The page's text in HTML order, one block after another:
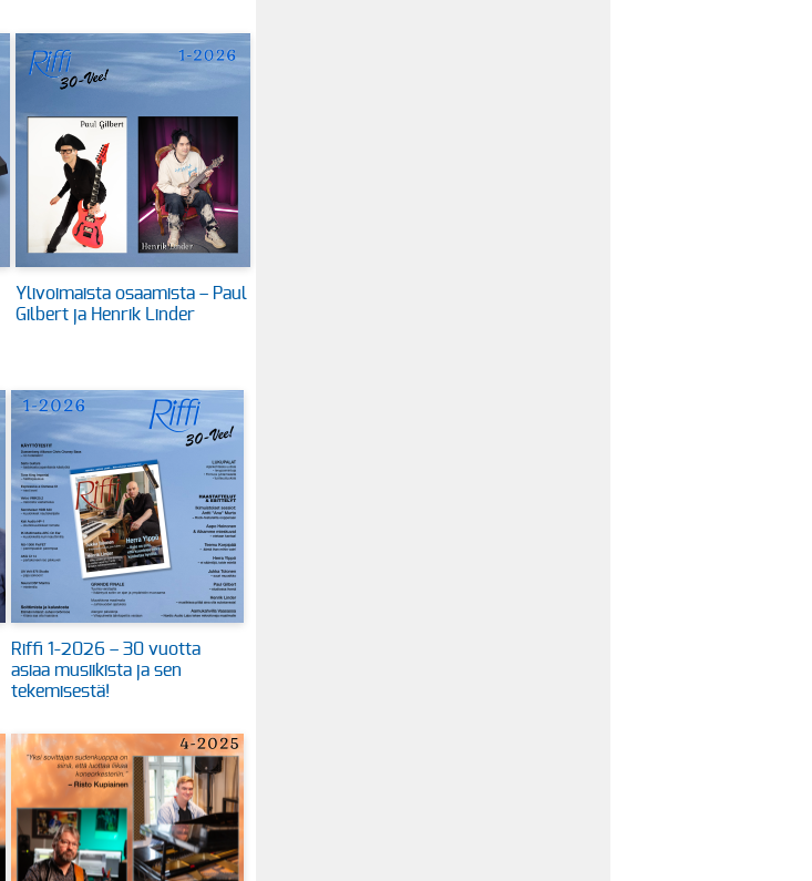
Ylivoimaista osaamista – Paul
Gilbert ja Henrik Linder
Riffi 1-2026 – 30 vuotta
asiaa musiikista ja sen
tekemisestä!